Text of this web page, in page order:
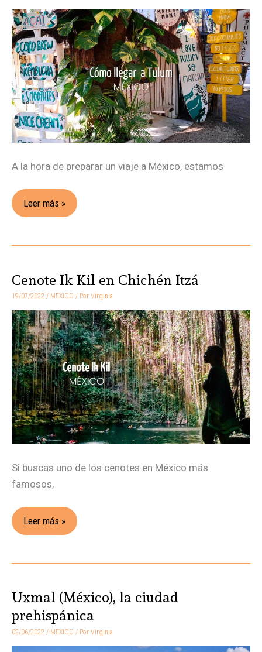
A la hora de preparar un viaje a México, estamos
a
Tulum
Leer más »
Cenote Ik Kil en Chichén Itzá
19/07/2022 / MEXICO / Por Virginia
Si buscas uno de los cenotes en México más
famosos,
Cenote
Ik
Kil
en
Chichén
Itzá
Leer más »
Uxmal (México), la ciudad
prehispánica
02/06/2022 / MEXICO / Por Virginia
Uxmal
(México),
la
ciudad